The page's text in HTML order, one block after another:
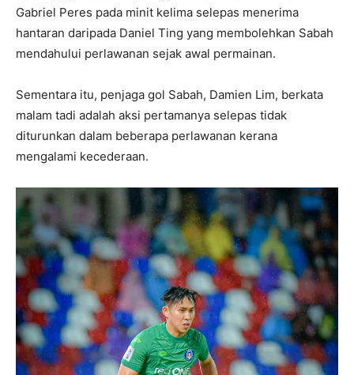
Gabriel Peres pada minit kelima selepas menerima
hantaran daripada Daniel Ting yang membolehkan Sabah
mendahului perlawanan sejak awal permainan.
Sementara itu, penjaga gol Sabah, Damien Lim, berkata
malam tadi adalah aksi pertamanya selepas tidak
diturunkan dalam beberapa perlawanan kerana
mengalami kecederaan.